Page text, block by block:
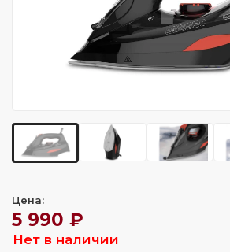
Цена:
5 990 ₽
Нет в наличии